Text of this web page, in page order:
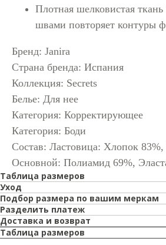
Плотная шелковистая
швами повторяет контуры
Бренд: Janira
Страна бренда: Испания
Коллекция: Secrets
Белье: Для нее
Категория: Корректирующее
Категория: Боди
Состав: Ластовица: Хлопок
Основной: Полиамид 69%,
Таблица размеров
Уход
Подбор размера по вашим меркам
Разделить платеж
Доставка и возврат
Таблица размеров